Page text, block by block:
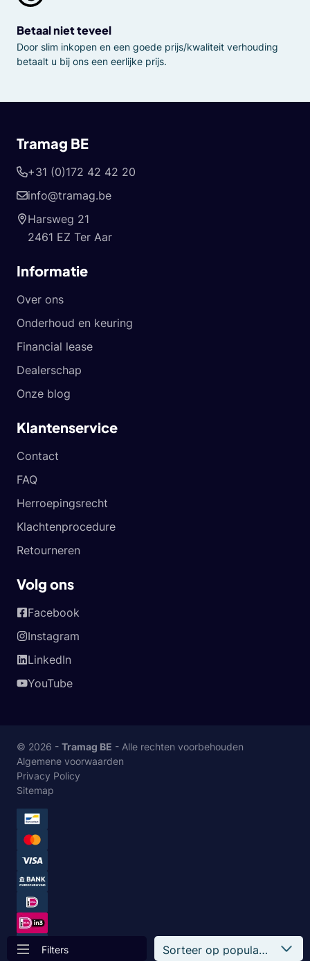
Filters
Betaal niet teveel
Door slim inkopen en een goede prijs/kwaliteit verhouding
betaalt u bij ons een eerlijke prijs.
Tramag BE
+31 (0)172 42 42 20
info@tramag.be
Harsweg 21
2461 EZ Ter Aar
Informatie
Over ons
Onderhoud en keuring
Financial lease
Dealerschap
Onze blog
Klantenservice
Contact
FAQ
Herroepingsrecht
Klachtenprocedure
Retourneren
Volg ons
Facebook
Instagram
LinkedIn
YouTube
© 2026 - Tramag BE - Alle rechten voorbehouden
Algemene voorwaarden
Privacy Policy
Sitemap